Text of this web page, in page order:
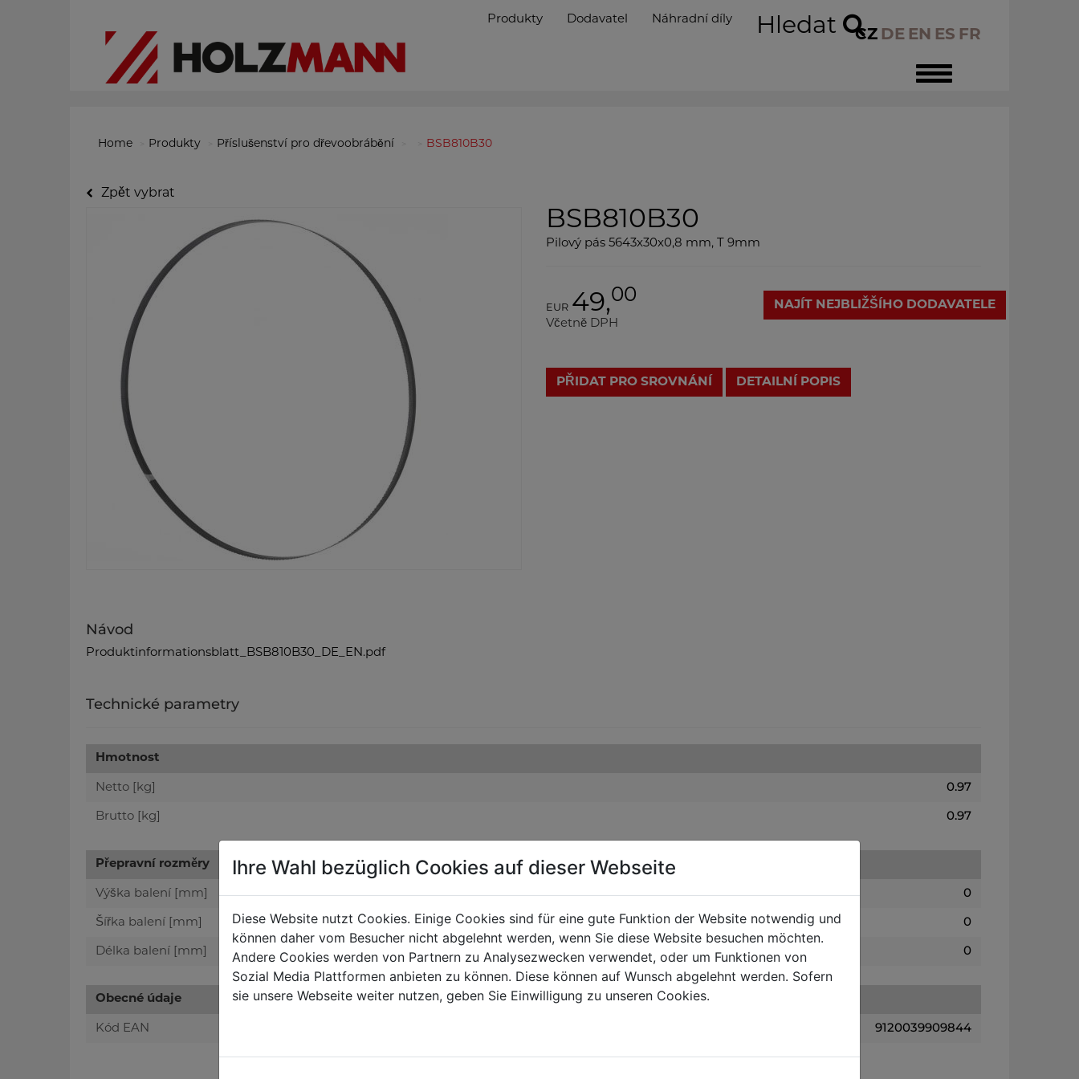
Toggle
navigation
CZ DE EN ES FR
Produkty Dodavatel Náhradní díly Hledat
Home Produkty Příslušenství pro dřevoobrábění BSB810B30
Zpět vybrat
Návod
Produktinformationsblatt_BSB810B30_DE_EN.pdf
BSB810B30
Pilový pás 5643x30x0,8 mm, T 9mm
EUR 49,00
Včetně DPH
NAJÍT NEJBLIŽŠÍHO DODAVATELE
PŘIDAT PRO SROVNÁNÍ DETAILNÍ POPIS
Technické parametry
Hmotnost
Netto [kg] 0.97
Brutto [kg] 0.97
Přepravní rozměry
Výška balení [mm] 0
Šířka balení [mm] 0
Délka balení [mm] 0
Obecné údaje
Kód EAN 9120039909844
Ihre Wahl bezüglich Cookies auf dieser Webseite
Diese Website nutzt Cookies. Einige Cookies sind für eine gute Funktion der Website notwendig und
können daher vom Besucher nicht abgelehnt werden, wenn Sie diese Website besuchen möchten.
Andere Cookies werden von Partnern zu Analysezwecken verwendet, oder um Funktionen von
Sozial Media Plattformen anbieten zu können. Diese können auf Wunsch abgelehnt werden. Sofern
sie unsere Webseite weiter nutzen, geben Sie Einwilligung zu unseren Cookies.